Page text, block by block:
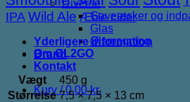
Diverse
Gaveæsker og
Glas
Ølsmagning
Om ØL2GO
Kontakt
Kurv /0,00kr.
IPAWild Ale Æble cider
Yderligere information
Brand
Vægt
450 g
Størrelse 7,5 × 7,5 × 13 cm